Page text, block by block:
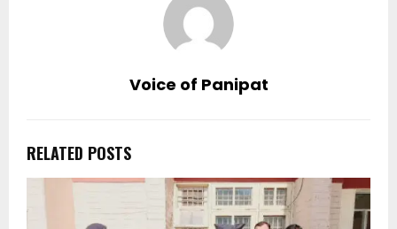
Voice of Panipat
RELATED POSTS